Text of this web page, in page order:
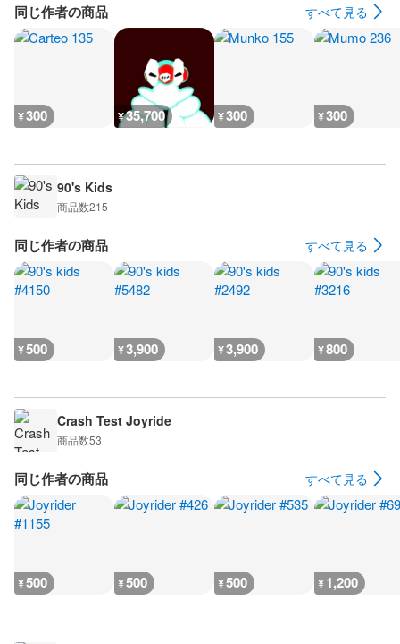
同じ作者の商品 すべて見る
¥300 ¥35,700 ¥300 ¥300
90's Kids
商品数215
同じ作者の商品 すべて見る
¥500 ¥3,900 ¥3,900 ¥800
Crash Test Joyride
商品数53
同じ作者の商品 すべて見る
¥500 ¥500 ¥500 ¥1,200